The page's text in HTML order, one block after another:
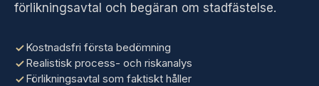
förlikningsavtal och begäran om stadfästelse.
Kostnadsfri första bedömning
Realistisk process- och riskanalys
Förlikningsavtal som faktiskt håller